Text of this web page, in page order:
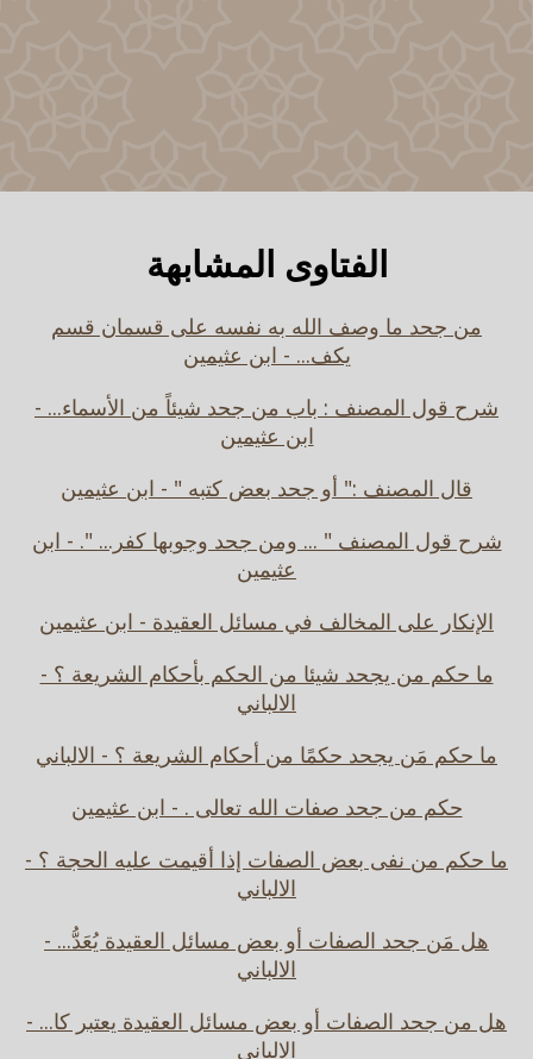
الفتاوى المشابهة
من جحد ما وصف الله به نفسه على قسمان قسم
يكف... - ابن عثيمين
شرح قول المصنف : باب من جحد شيئاً من الأسماء... -
ابن عثيمين
قال المصنف :" أو جحد بعض كتبه " - ابن عثيمين
شرح قول المصنف " ... ومن جحد وجوبها كفر... ". - ابن
عثيمين
الإنكار على المخالف في مسائل العقيدة - ابن عثيمين
ما حكم من يجحد شيئا من الحكم بأحكام الشريعة ؟ -
الالباني
ما حكم مَن يجحد حكمًا من أحكام الشريعة ؟ - الالباني
حكم من جحد صفات الله تعالى . - ابن عثيمين
ما حكم من نفى بعض الصفات إذا أقيمت عليه الحجة ؟ -
الالباني
هل مَن جحد الصفات أو بعض مسائل العقيدة يُعَدُّ... -
الالباني
هل من جحد الصفات أو بعض مسائل العقيدة يعتبر كا... -
الالباني